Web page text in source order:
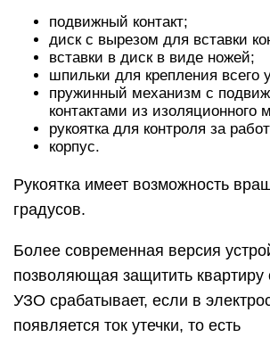
подвижный контакт;
диск с вырезом для вставки
вставки в диск в виде ножей;
шпильки для крепления всего
пружинный механизм с
контактами из изоляционного
рукоятка для контроля за
корпус.
Рукоятка имеет возможность
градусов.
Более современная версия
позволяющая защитить квартиру
УЗО срабатывает, если в
появляется ток утечки, то есть